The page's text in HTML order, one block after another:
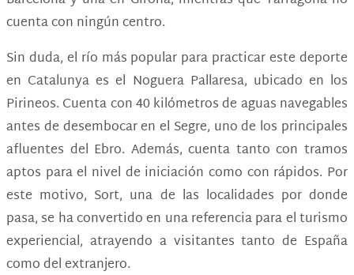
cuenta con ningún centro.
Sin duda, el río más popular para practicar este deporte
en Catalunya es el Noguera Pallaresa, ubicado en los
Pirineos. Cuenta con 40 kilómetros de aguas navegables
antes de desembocar en el Segre, uno de los principales
afluentes del Ebro. Además, cuenta tanto con tramos
aptos para el nivel de iniciación como con rápidos. Por
este motivo, Sort, una de las localidades por donde
pasa, se ha convertido en una referencia para el turismo
experiencial, atrayendo a visitantes tanto de España
como del extranjero.